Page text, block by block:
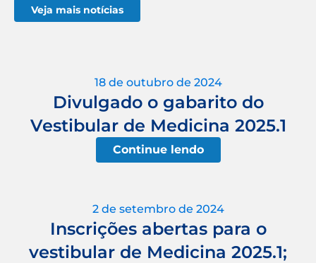
Veja mais notícias
18 de outubro de 2024
Divulgado o gabarito do
Vestibular de Medicina 2025.1
Continue lendo
2 de setembro de 2024
Inscrições abertas para o
vestibular de Medicina 2025.1;